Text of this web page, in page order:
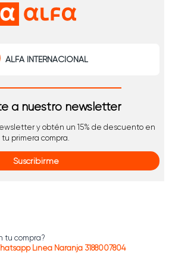
ALFA INTERNACIONAL
a nuestro newsletter
y obtén un 15% de descuento en
tu primera compra.
Suscribirme
tu compra?
Línea Naranja 3188007804